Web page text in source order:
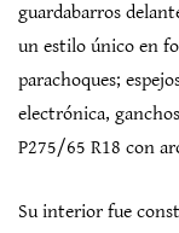
guardabarros
un estilo único en
parachoques;
electrónica,
P275/65 R18 con
Su interior fue